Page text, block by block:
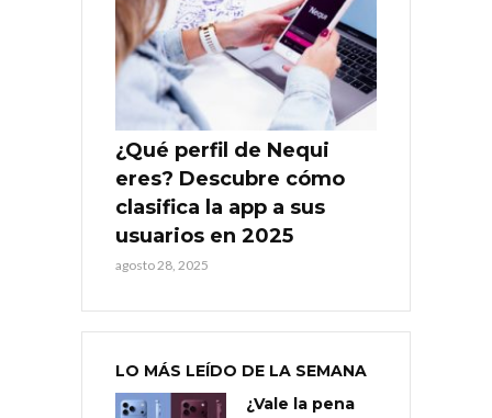
¿Qué perfil de Nequi
eres? Descubre cómo
clasifica la app a sus
usuarios en 2025
agosto 28, 2025
LO MÁS LEÍDO DE LA SEMANA
¿Vale la pena